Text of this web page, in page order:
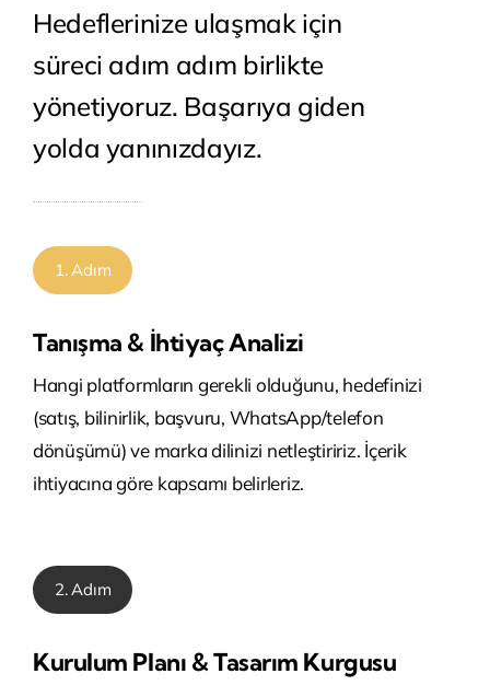
Hedeflerinize ulaşmak için
süreci adım adım birlikte
yönetiyoruz. Başarıya giden
yolda yanınızdayız.
1. Adım
Tanışma & İhtiyaç Analizi
Hangi platformların gerekli olduğunu, hedefinizi
(satış, bilinirlik, başvuru, WhatsApp/telefon
dönüşümü) ve marka dilinizi netleştiririz. İçerik
ihtiyacına göre kapsamı belirleriz.
2. Adım
Kurulum Planı & Tasarım Kurgusu